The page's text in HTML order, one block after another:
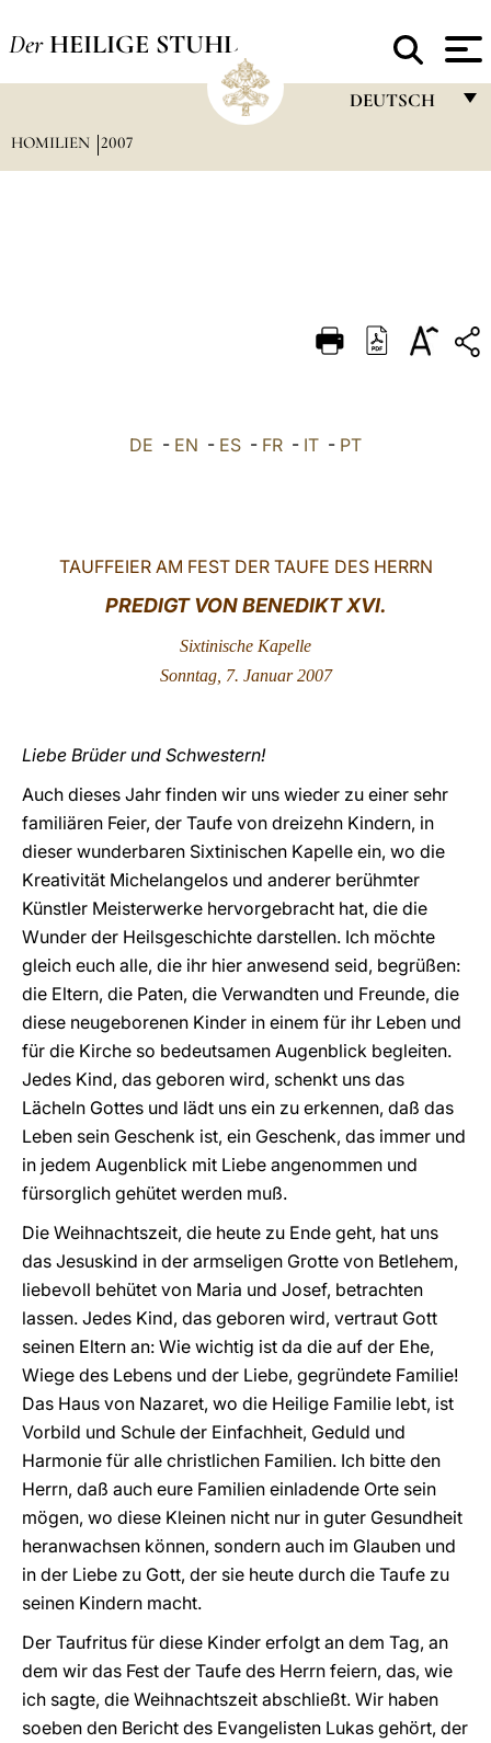
Der HEILIGE STUHL
DEUTSCH
DEUTSCH
العربيّة
HOMILIEN 2007
DE - EN - ES - FR - IT - PT
TAUFFEIER AM FEST DER TAUFE DES HERRN
PREDIGT VONBENEDIKT XVI.
Sixtinische Kapelle
Sonntag, 7. Januar 2007
Liebe Brüder und Schwestern!
Auch dieses Jahr finden wir uns wieder zu einer sehr
familiären Feier, der Taufe von dreizehn Kindern, in
dieser wunderbaren Sixtinischen Kapelle ein, wo die
Kreativität Michelangelos und anderer berühmter
Künstler Meisterwerke hervorgebracht hat, die die
Wunder der Heilsgeschichte darstellen. Ich möchte
gleich euch alle, die ihr hier anwesend seid, begrüßen:
die Eltern, die Paten, die Verwandten und Freunde, die
diese neugeborenen Kinder in einem für ihr Leben und
für die Kirche so bedeutsamen Augenblick begleiten.
Jedes Kind, das geboren wird, schenkt uns das
Lächeln Gottes und lädt uns ein zu erkennen, daß das
Leben sein Geschenk ist, ein Geschenk, das immer und
in jedem Augenblick mit Liebe angenommen und
fürsorglich gehütet werden muß.
Die Weihnachtszeit, die heute zu Ende geht, hat uns
das Jesuskind in der armseligen Grotte von Betlehem,
liebevoll behütet von Maria und Josef, betrachten
lassen. Jedes Kind, das geboren wird, vertraut Gott
seinen Eltern an: Wie wichtig ist da die auf der Ehe,
Wiege des Lebens und der Liebe, gegründete Familie!
Das Haus von Nazaret, wo die Heilige Familie lebt, ist
Vorbild und Schule der Einfachheit, Geduld und
Harmonie für alle christlichen Familien. Ich bitte den
Herrn, daß auch eure Familien einladende Orte sein
mögen, wo diese Kleinen nicht nur in guter Gesundheit
heranwachsen können, sondern auch im Glauben und
in der Liebe zu Gott, der sie heute durch die Taufe zu
seinen Kindern macht.
Der Taufritus für diese Kinder erfolgt an dem Tag, an
dem wir das Fest der Taufe des Herrn feiern, das, wie
ich sagte, die Weihnachtszeit abschließt. Wir haben
soeben den Bericht des Evangelisten Lukas gehört, der